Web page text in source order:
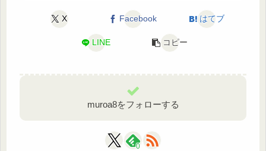
X Facebook はてブ
LINE コピー
muroa8をフォローする
0